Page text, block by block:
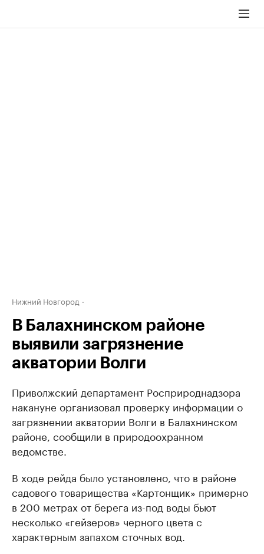
Нижний Новгород
В Балахнинском районе
выявили загрязнение
акватории Волги
Приволжский департамент Росприроднадзора
накануне организовал проверку информации о
загрязнении акватории Волги в Балахнинском
районе, сообщили в природоохранном
ведомстве.
В ходе рейда было установлено, что в районе
садового товарищества «Картонщик» примерно
в 200 метрах от берега из-под воды бьют
несколько «гейзеров» черного цвета с
характерным запахом сточных вод.